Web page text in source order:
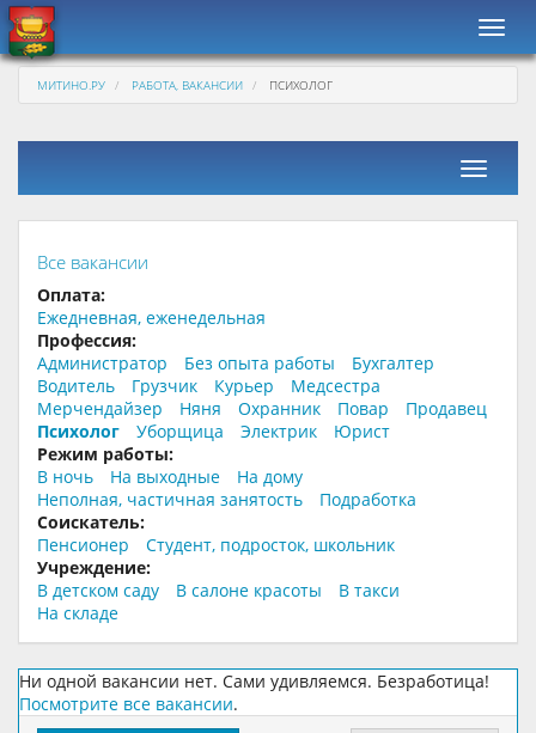
МИТИНО.РУ РАБОТА, ВАКАНСИИ ПСИХОЛОГ
Фильтр
Все вакансии
Оплата:
Ежедневная, еженедельная
Профессия:
Администратор
Без опыта работы
Бухгалтер
Водитель
Грузчик Курьер
Медсестра
Мерчендайзер
Няня Охранник Повар
Продавец
Психолог
Уборщица Электрик
Юрист
Режим работы:
В ночь
На выходные
На дому
Неполная, частичная занятость
Подработка
Соискатель:
Пенсионер
Студент, подросток, школьник
Учреждение:
В детском саду
В салоне красоты
В такси
На складе
Ни одной вакансии нет. Сами удивляемся. Безработица!
Посмотрите все вакансии.